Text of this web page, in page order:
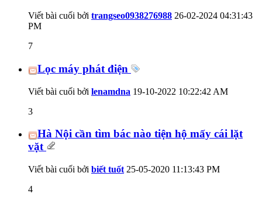
Viết bài cuối bởi trangseo0938276988 26-02-2024 04:31:43
PM
7
Lọc máy phát điện
Viết bài cuối bởi lenamdna 19-10-2022 10:22:42 AM
3
Hà Nội cần tìm bác nào tiện hộ mấy cái lặt
vặt
Viết bài cuối bởi biết tuốt 25-05-2020 11:13:43 PM
4